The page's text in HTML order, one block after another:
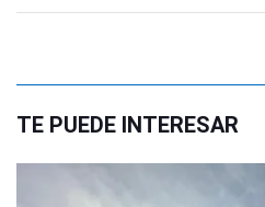
TE PUEDE INTERESAR